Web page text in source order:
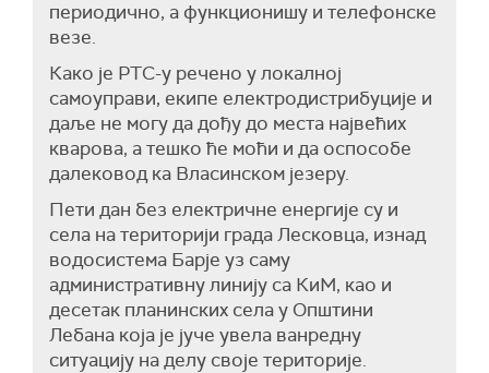
периодично, а функционишу и телефонске
везе.
Како је РТС-у речено у локалној
самоуправи, екипе електродистрибуције и
даље не могу да дођу до места највећих
кварова, а тешко ће моћи и да оспособе
далековод ка Власинском језеру.
Пети дан без електричне енергије су и
села на територији града Лесковца, изнад
водосистема Барје уз саму
административну линију са КиМ, као и
десетак планинских села у Општини
Лебана која је јуче увела ванредну
ситуацију на делу своје територије.